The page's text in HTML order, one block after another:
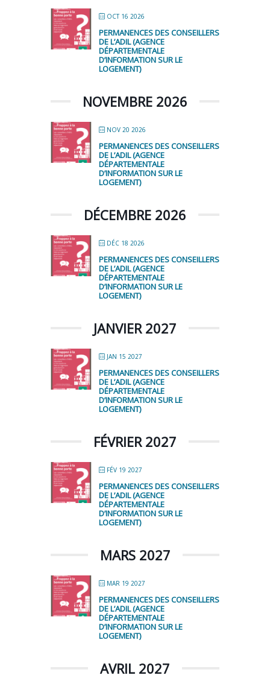
OCT 16 2026
PERMANENCES DES CONSEILLERS
DE L’ADIL (AGENCE
DÉPARTEMENTALE
D’INFORMATION SUR LE
LOGEMENT)
NOVEMBRE 2026
NOV 20 2026
PERMANENCES DES CONSEILLERS
DE L’ADIL (AGENCE
DÉPARTEMENTALE
D’INFORMATION SUR LE
LOGEMENT)
DÉCEMBRE 2026
DÉC 18 2026
PERMANENCES DES CONSEILLERS
DE L’ADIL (AGENCE
DÉPARTEMENTALE
D’INFORMATION SUR LE
LOGEMENT)
JANVIER 2027
JAN 15 2027
PERMANENCES DES CONSEILLERS
DE L’ADIL (AGENCE
DÉPARTEMENTALE
D’INFORMATION SUR LE
LOGEMENT)
FÉVRIER 2027
FÉV 19 2027
PERMANENCES DES CONSEILLERS
DE L’ADIL (AGENCE
DÉPARTEMENTALE
D’INFORMATION SUR LE
LOGEMENT)
MARS 2027
MAR 19 2027
PERMANENCES DES CONSEILLERS
DE L’ADIL (AGENCE
DÉPARTEMENTALE
D’INFORMATION SUR LE
LOGEMENT)
AVRIL 2027